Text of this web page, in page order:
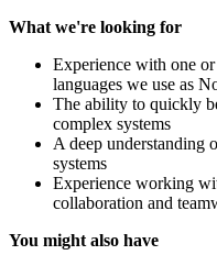
What we're looking for
Experience with one
languages we use as
The ability to quickly
complex systems
A deep understanding
systems
Experience working
collaboration and
You might also have